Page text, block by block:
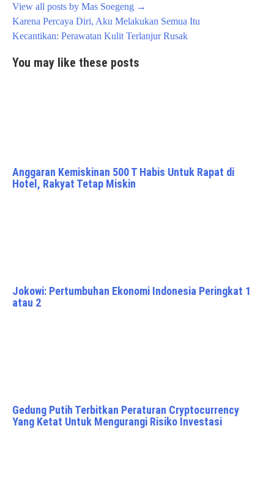
View all posts by Mas Soegeng →
Post
navigation
Karena Percaya Diri, Aku Melakukan Semua Itu
Kecantikan: Perawatan Kulit Terlanjur Rusak
You may like these posts
Anggaran Kemiskinan 500 T Habis Untuk Rapat di
Hotel, Rakyat Tetap Miskin
Jokowi: Pertumbuhan Ekonomi Indonesia Peringkat 1
atau 2
Gedung Putih Terbitkan Peraturan Cryptocurrency
Yang Ketat Untuk Mengurangi Risiko Investasi